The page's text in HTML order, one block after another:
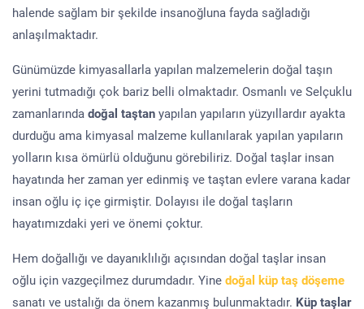
halende sağlam bir şekilde insanoğluna fayda sağladığı
anlaşılmaktadır.
Günümüzde kimyasallarla yapılan malzemelerin doğal taşın
yerini tutmadığı çok bariz belli olmaktadır. Osmanlı ve Selçuklu
zamanlarında doğal taştan yapılan yapıların yüzyıllardır ayakta
durduğu ama kimyasal malzeme kullanılarak yapılan yapıların
yolların kısa ömürlü olduğunu görebiliriz. Doğal taşlar insan
hayatında her zaman yer edinmiş ve taştan evlere varana kadar
insan oğlu iç içe girmiştir. Dolayısı ile doğal taşların
hayatımızdaki yeri ve önemi çoktur.
Hem doğallığı ve dayanıklılığı açısından doğal taşlar insan
oğlu için vazgeçilmez durumdadır. Yine doğal küp taş döşeme
sanatı ve ustalığı da önem kazanmış bulunmaktadır. Küp taşlar